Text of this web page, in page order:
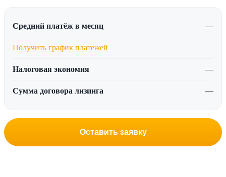
Средний платёж в месяц —
Получить график платежей
Налоговая экономия —
Сумма договора лизинга —
Оставить заявку